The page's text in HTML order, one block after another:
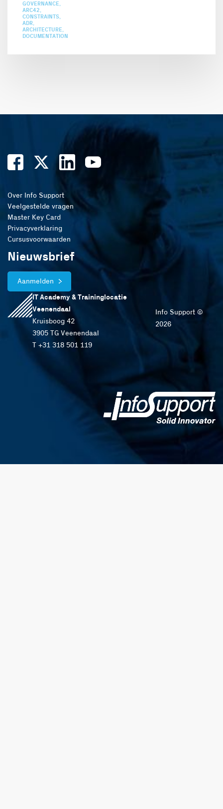
GOVERNANCE
ARC42
CONSTRAINTS
ADR
ARCHITECTURE
DOCUMENTATION
Over Info Support
Veelgestelde vragen
Master Key Card
Privacyverklaring
Cursusvoorwaarden
Nieuwsbrief
Aanmelden
IT Academy & Traininglocatie
Veenendaal
Kruisboog 42
3905 TG Veenendaal
T +31 318 501 119
Info Support ©
2026